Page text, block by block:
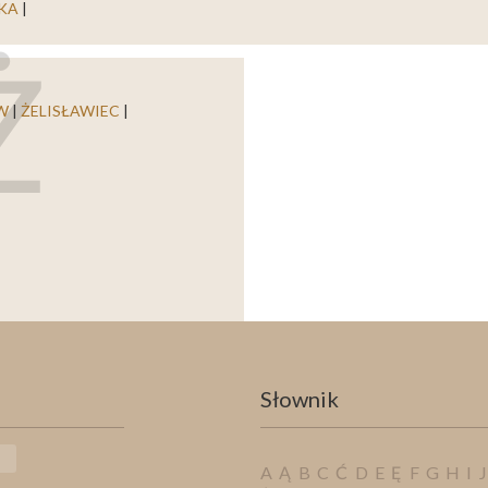
|
| ŻELISŁAWIEC |
Słownik
A Ą B C Ć D E Ę F G H I J